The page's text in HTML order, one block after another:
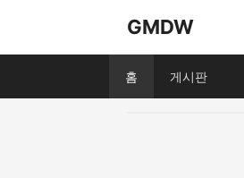
GMDW
홈 게시판